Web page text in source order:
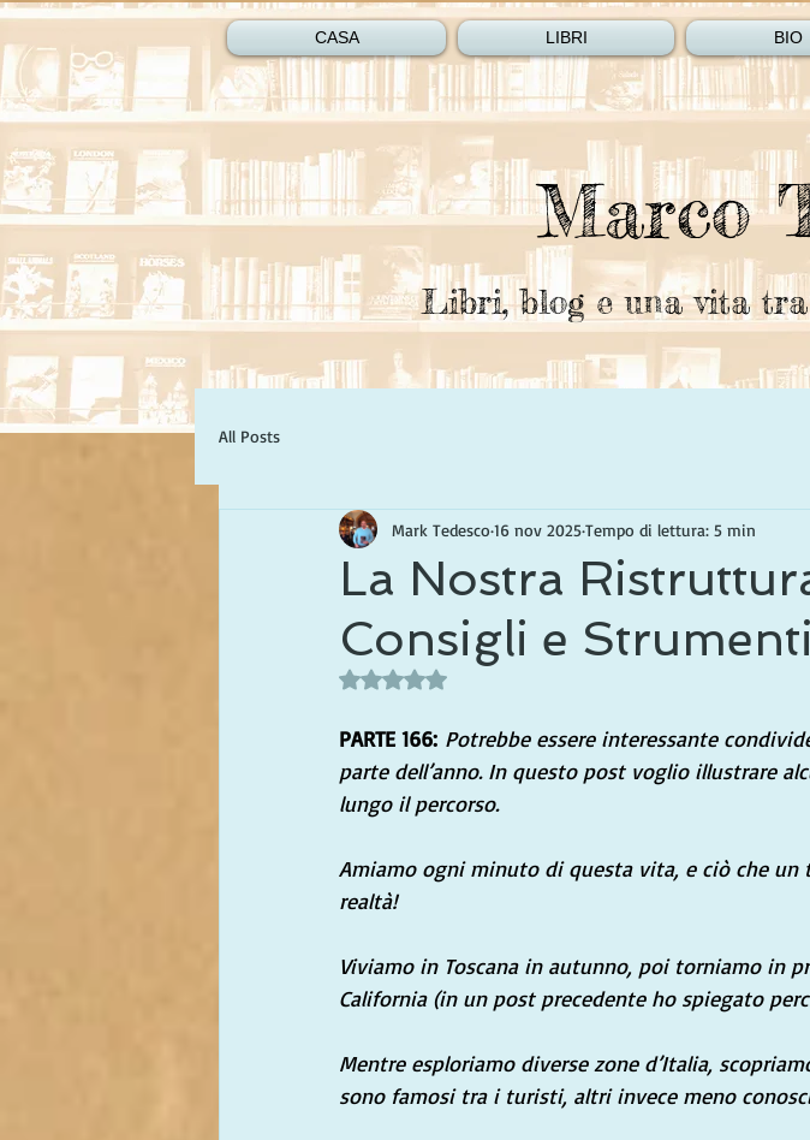
CASA LIBRI BIO
Marco
Libri, blog e una vita
All Posts
La Nostra
Consigli e Strumenti
Mark Tedesco 16 nov 2025Tempo di lettura: 5 min
Valutazione NaN stelle su 5.
PARTE 166: Potrebbe essere interessante
parte dell’anno. In questo post voglio illustrare
lungo il percorso.
Amiamo ogni minuto di questa vita, e ciò che
realtà!
Viviamo in Toscana in autunno, poi torniamo in
California (in un post precedente ho spiegato
Mentre esploriamo diverse zone d’Italia,
sono famosi tra i turisti, altri invece meno